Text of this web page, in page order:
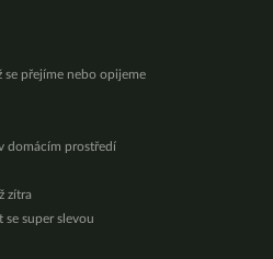
se přejíme nebo opijeme
domácím prostředí
zítra
super slevou